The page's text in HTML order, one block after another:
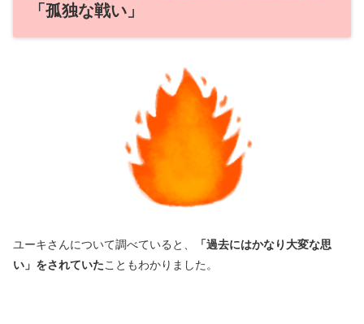
「孤独な戦い」
ユーキさんについて調べていると、
「過去にはかなり大変な思
い」をされていたこともわかりました。